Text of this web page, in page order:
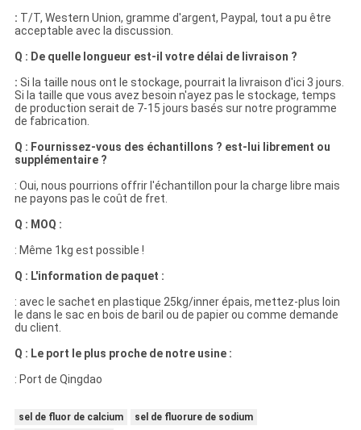
: T/T, Western Union, gramme d'argent, Paypal, tout a pu être
acceptable avec la discussion.
Q : De quelle longueur est-il votre délai de livraison ?
: Si la taille nous ont le stockage, pourrait la livraison d'ici 3 jours.
Si la taille que vous avez besoin n'ayez pas le stockage, temps
de production serait de 7-15 jours basés sur notre programme
de fabrication.
Q : Fournissez-vous des échantillons ? est-lui librement ou
supplémentaire ?
: Oui, nous pourrions offrir l'échantillon pour la charge libre mais
ne payons pas le coût de fret.
Q : MOQ :
: Même 1kg est possible !
Q : L'information de paquet :
: avec le sachet en plastique 25kg/inner épais, mettez-plus loin
le dans le sac en bois de baril ou de papier ou comme demande
du client.
Q : Le port le plus proche de notre usine :
: Port de Qingdao
sel de fluor de calcium
sel de fluorure de sodium